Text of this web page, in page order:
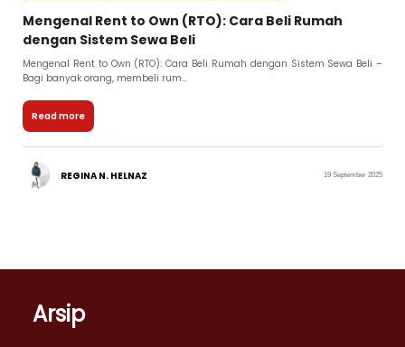
Mengenal Rent to Own (RTO): Cara Beli Rumah
dengan Sistem Sewa Beli
Mengenal Rent to Own (RTO): Cara Beli Rumah dengan Sistem Sewa Beli –
Bagi banyak orang, membeli rum...
Read more
REGINA N. HELNAZ 19 September 2025
Arsip